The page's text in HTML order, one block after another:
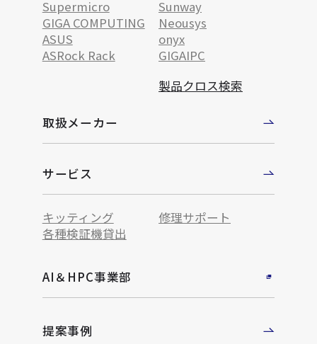
Supermicro
Sunway
GIGA COMPUTING
Neousys
ASUS
onyx
ASRock Rack
GIGAIPC
製品クロス検索
取扱メーカー
サービス
キッティング
修理サポート
各種検証機貸出
AI＆HPC事業部
提案事例